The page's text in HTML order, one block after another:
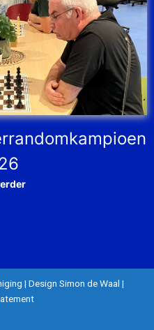
| Design Simon de Waal |